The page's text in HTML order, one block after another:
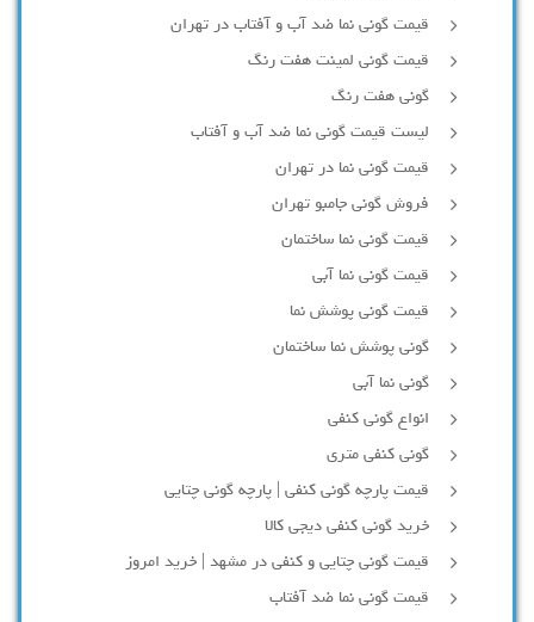
قیمت گونی نما ضد آب و آفتاب در تهران
قیمت گونی لمینت هفت رنگ
گونی هفت رنگ
لیست قیمت گونی نما ضد آب و آفتاب
قیمت گونی نما در تهران
فروش گونی جامبو تهران
قیمت گونی نما ساختمان
قیمت گونی نما آبی
قیمت گونی پوشش نما
گونی پوشش نما ساختمان
گونی نما آبی
انواع گونی کنفی
گونی کنفی متری
قیمت پارچه گونی کنفی | پارچه گونی چتایی
خرید گونی کنفی دیجی کالا
قیمت گونی چتایی و کنفی در مشهد | خرید امروز
قیمت گونی نما ضد آفتاب